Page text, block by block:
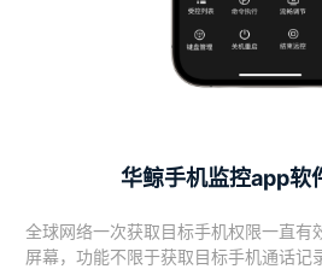
华鲸手机监控app软
全球网络一次获取目标手机权限一直有
屏幕，功能不限于获取目标手机通话记